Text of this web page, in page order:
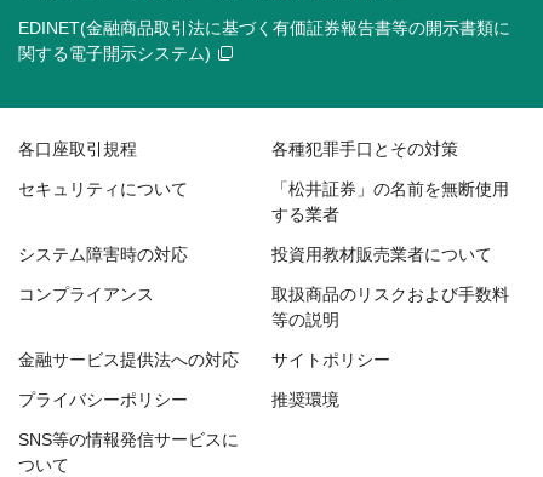
EDINET(金融商品取引法に基づく有価証券報告書等の開示書類に
関する電子開示システム)
各口座取引規程 各種犯罪手口とその対策
セキュリティについて
「松井証券」の名前を無断使用
する業者
システム障害時の対応 投資用教材販売業者について
コンプライアンス
取扱商品のリスクおよび手数料
等の説明
金融サービス提供法への対応 サイトポリシー
プライバシーポリシー 推奨環境
SNS等の情報発信サービスに
ついて